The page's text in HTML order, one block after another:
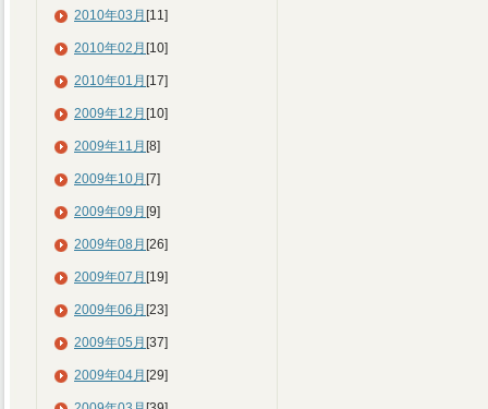
2010年03月 [11]
2010年02月 [10]
2010年01月 [17]
2009年12月 [10]
2009年11月 [8]
2009年10月 [7]
2009年09月 [9]
2009年08月 [26]
2009年07月 [19]
2009年06月 [23]
2009年05月 [37]
2009年04月 [29]